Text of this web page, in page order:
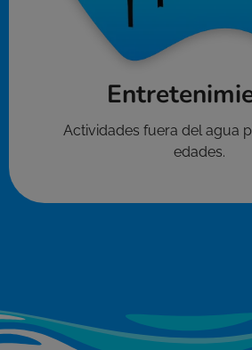
Actividades fuera del agua
edades.